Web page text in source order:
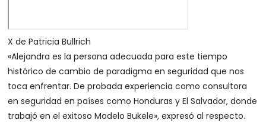
X de Patricia Bullrich
«Alejandra es la persona adecuada para este tiempo
histórico de cambio de paradigma en seguridad que nos
toca enfrentar. De probada experiencia como consultora
en seguridad en países como Honduras y El Salvador, donde
trabajó en el exitoso Modelo Bukele», expresó al respecto.